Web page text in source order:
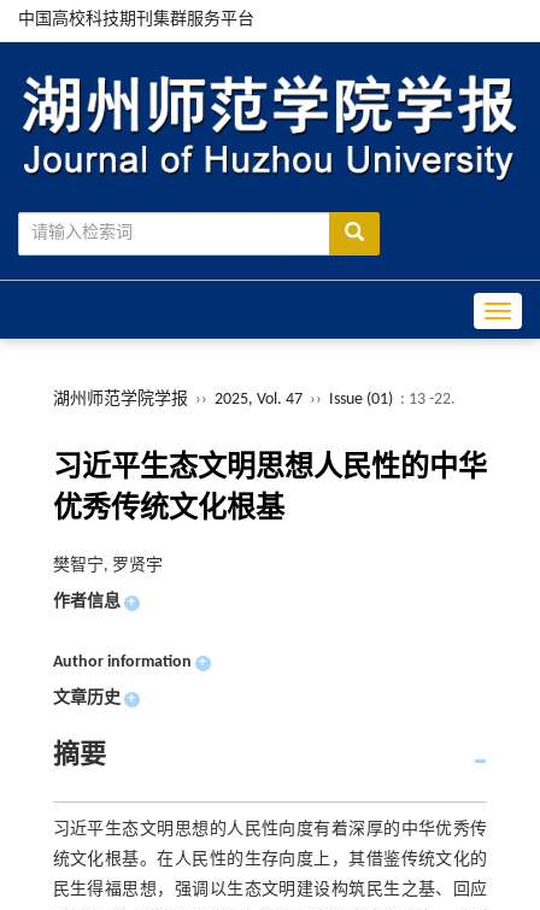
中国高校科技期刊集群服务平台
湖州师范学院学报 ›› 2025, Vol. 47 ›› Issue (01) : 13 -22.
习近平生态文明思想人民性的中华
优秀传统文化根基
樊智宁, 罗贤宇
作者信息 +
Author information +
文章历史 +
摘要
习近平生态文明思想的人民性向度有着深厚的中华优秀传
统文化根基。在人民性的生存向度上，其借鉴传统文化的
民生得福思想，强调以生态文明建设构筑民生之基、回应